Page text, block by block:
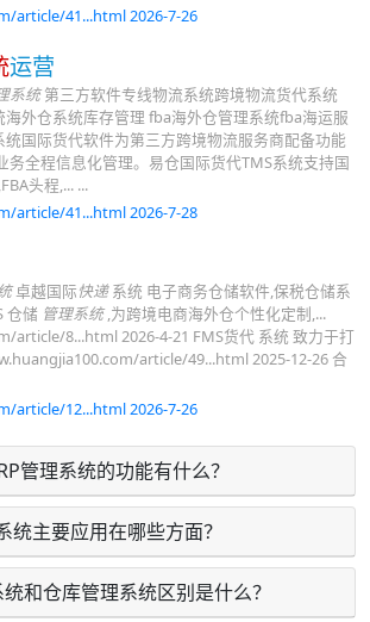
article/41...html 2026-7-26
运营
系统第三方软件专线物流系统跨境物流货代系统
外仓系统库存管理 fba海外仓管理系统fba海运服
国际货代软件为第三方跨境物流服务商配备功能
务全程信息化管理。易仓国际货代TMS系统支持国
头程,... ...
article/41...html 2026-7-28
卓越国际快递系统 电子商务仓储软件,保税仓储系
仓储 管理系统,为跨境电商海外仓个性化定制,...
article/8...html 2026-4-21 FMS货代 系统 致力于打
article/49...html 2025-12-26 合
article/12...html 2026-7-26
管理系统的功能有什么？
统主要应用在哪些方面？
和仓库管理系统区别是什么？